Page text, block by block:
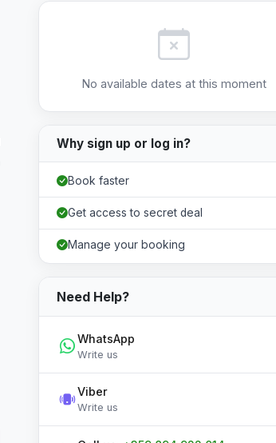
No available dates at this moment
Why sign up or log in?
Book faster
Get access to secret deal
Manage your booking
Need Help?
WhatsApp
Write us
Viber
Write us